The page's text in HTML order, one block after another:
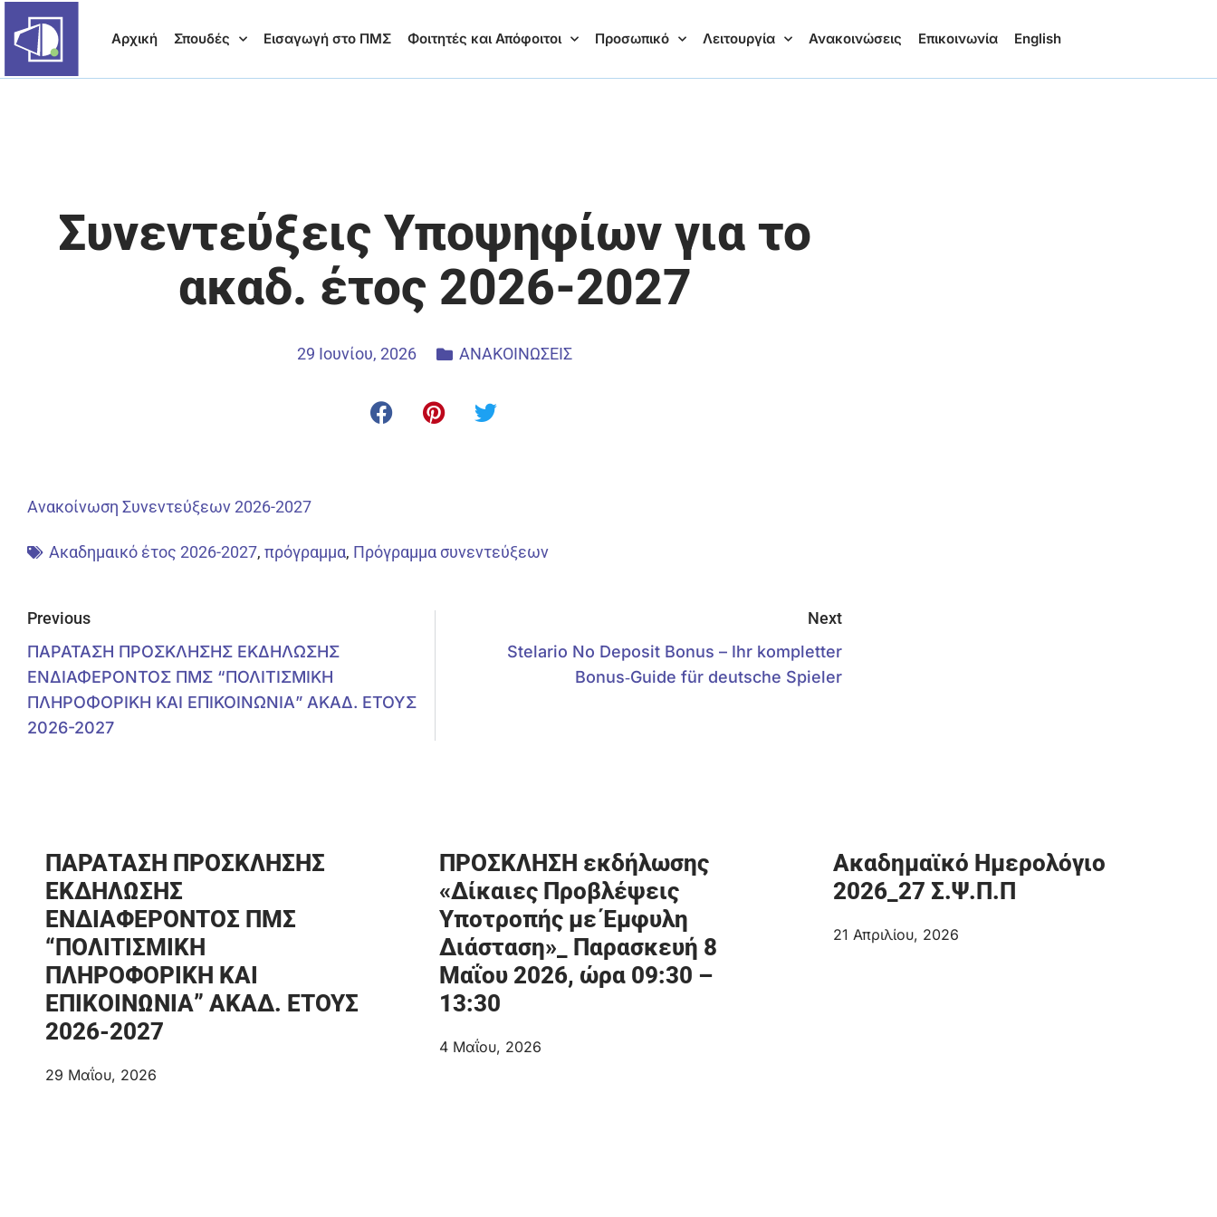
Αρχική Σπουδές Εισαγωγή στο ΠΜΣ Φοιτητές και Απόφοιτοι Προσωπικό Λειτουργία Ανακοινώσεις Επικοινωνία English
Συνεντεύξεις Υποψηφίων για το
ακαδ. έτος 2026-2027
29 Ιουνίου, 2026 ΑΝΑΚΟΙΝΩΣΕΙΣ
Ανακοίνωση Συνεντεύξεων 2026-2027
Ακαδημαικό έτος 2026-2027, πρόγραμμα, Πρόγραμμα συνεντεύξεων
Previous
ΠΑΡΑΤΑΣΗ ΠΡΟΣΚΛΗΣΗΣ ΕΚΔΗΛΩΣΗΣ
ΕΝΔΙΑΦΕΡΟΝΤΟΣ ΠΜΣ “ΠΟΛΙΤΙΣΜΙΚΗ
ΠΛΗΡΟΦΟΡΙΚΗ ΚΑΙ ΕΠΙΚΟΙΝΩΝΙΑ” ΑΚΑΔ. ΕΤΟΥΣ
2026-2027
Next
Stelario No Deposit Bonus – Ihr kompletter
Bonus‑Guide für deutsche Spieler
ΠΑΡΑΤΑΣΗ ΠΡΟΣΚΛΗΣΗΣ
ΕΚΔΗΛΩΣΗΣ
ΕΝΔΙΑΦΕΡΟΝΤΟΣ ΠΜΣ
“ΠΟΛΙΤΙΣΜΙΚΗ
ΠΛΗΡΟΦΟΡΙΚΗ ΚΑΙ
ΕΠΙΚΟΙΝΩΝΙΑ” ΑΚΑΔ. ΕΤΟΥΣ
2026-2027
29 Μαΐου, 2026
ΠΡΟΣΚΛΗΣΗ εκδήλωσης
«Δίκαιες Προβλέψεις
Υποτροπής με Έμφυλη
Διάσταση»_ Παρασκευή 8
Μαΐου 2026, ώρα 09:30 –
13:30
4 Μαΐου, 2026
Ακαδημαϊκό Ημερολόγιο
2026_27 Σ.Ψ.Π.Π
21 Απριλίου, 2026